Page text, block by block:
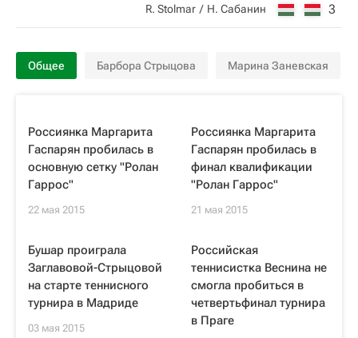
R. Stolmar Н. Сабанин 3
Общее Барбора Стрыцова Марина Заневская
Россиянка Маргарита
Гаспарян пробилась в
основную сетку "Ролан
Гаррос"
22 мая 2015
Россиянка Маргарита
Гаспарян пробилась в
финал квалификации
"Ролан Гаррос"
21 мая 2015
Бушар проиграла
Заглавовой-Стрыцовой
на старте теннисного
турнира в Мадриде
03 мая 2015
Российская
теннисистка Веснина не
смогла пробиться в
четвертьфинал турнира
в Праге